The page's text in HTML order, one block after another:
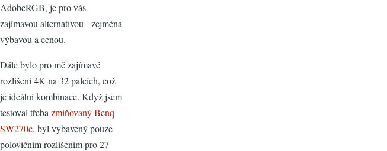
AdobeRGB, je pro vás
zajímavou alternativou - zejména
výbavou a cenou.
Dále bylo pro mě zajímavé
rozlišení 4K na 32 palcích, což
je ideální kombinace. Když jsem
testoval třeba zmiňovaný Benq
SW270c, byl vybavený pouze
polovičním rozlišením pro 27